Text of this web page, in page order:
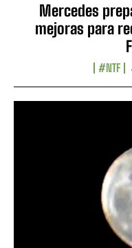
Mercedes
mejoras para
#NTF